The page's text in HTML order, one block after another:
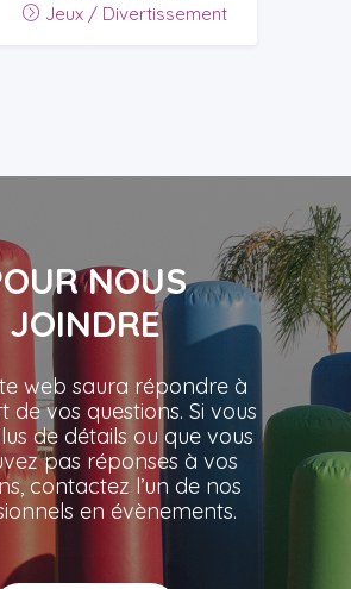
Jeux / Divertissement
NOUS
JOINDRE
web saura répondre à
de vos questions. Si vous
de détails ou que vous
pas réponses à vos
contactez l’un de nos
en évènements.